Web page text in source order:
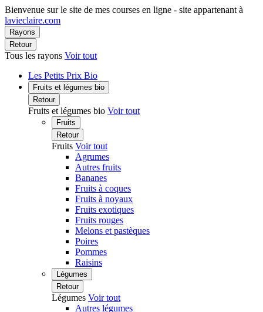
Bienvenue sur le site de mes courses en ligne - site appartenant à
lavieclaire.com
Rayons
Retour
Tous les rayons Voir tout
Les Petits Prix Bio
Fruits et légumes bio
Retour
Fruits et légumes bio Voir tout
Fruits
Retour
Fruits Voir tout
Agrumes
Autres fruits
Bananes
Fruits à coques
Fruits à noyaux
Fruits exotiques
Fruits rouges
Melons et pastèques
Poires
Pommes
Raisins
Légumes
Retour
Légumes Voir tout
Autres légumes